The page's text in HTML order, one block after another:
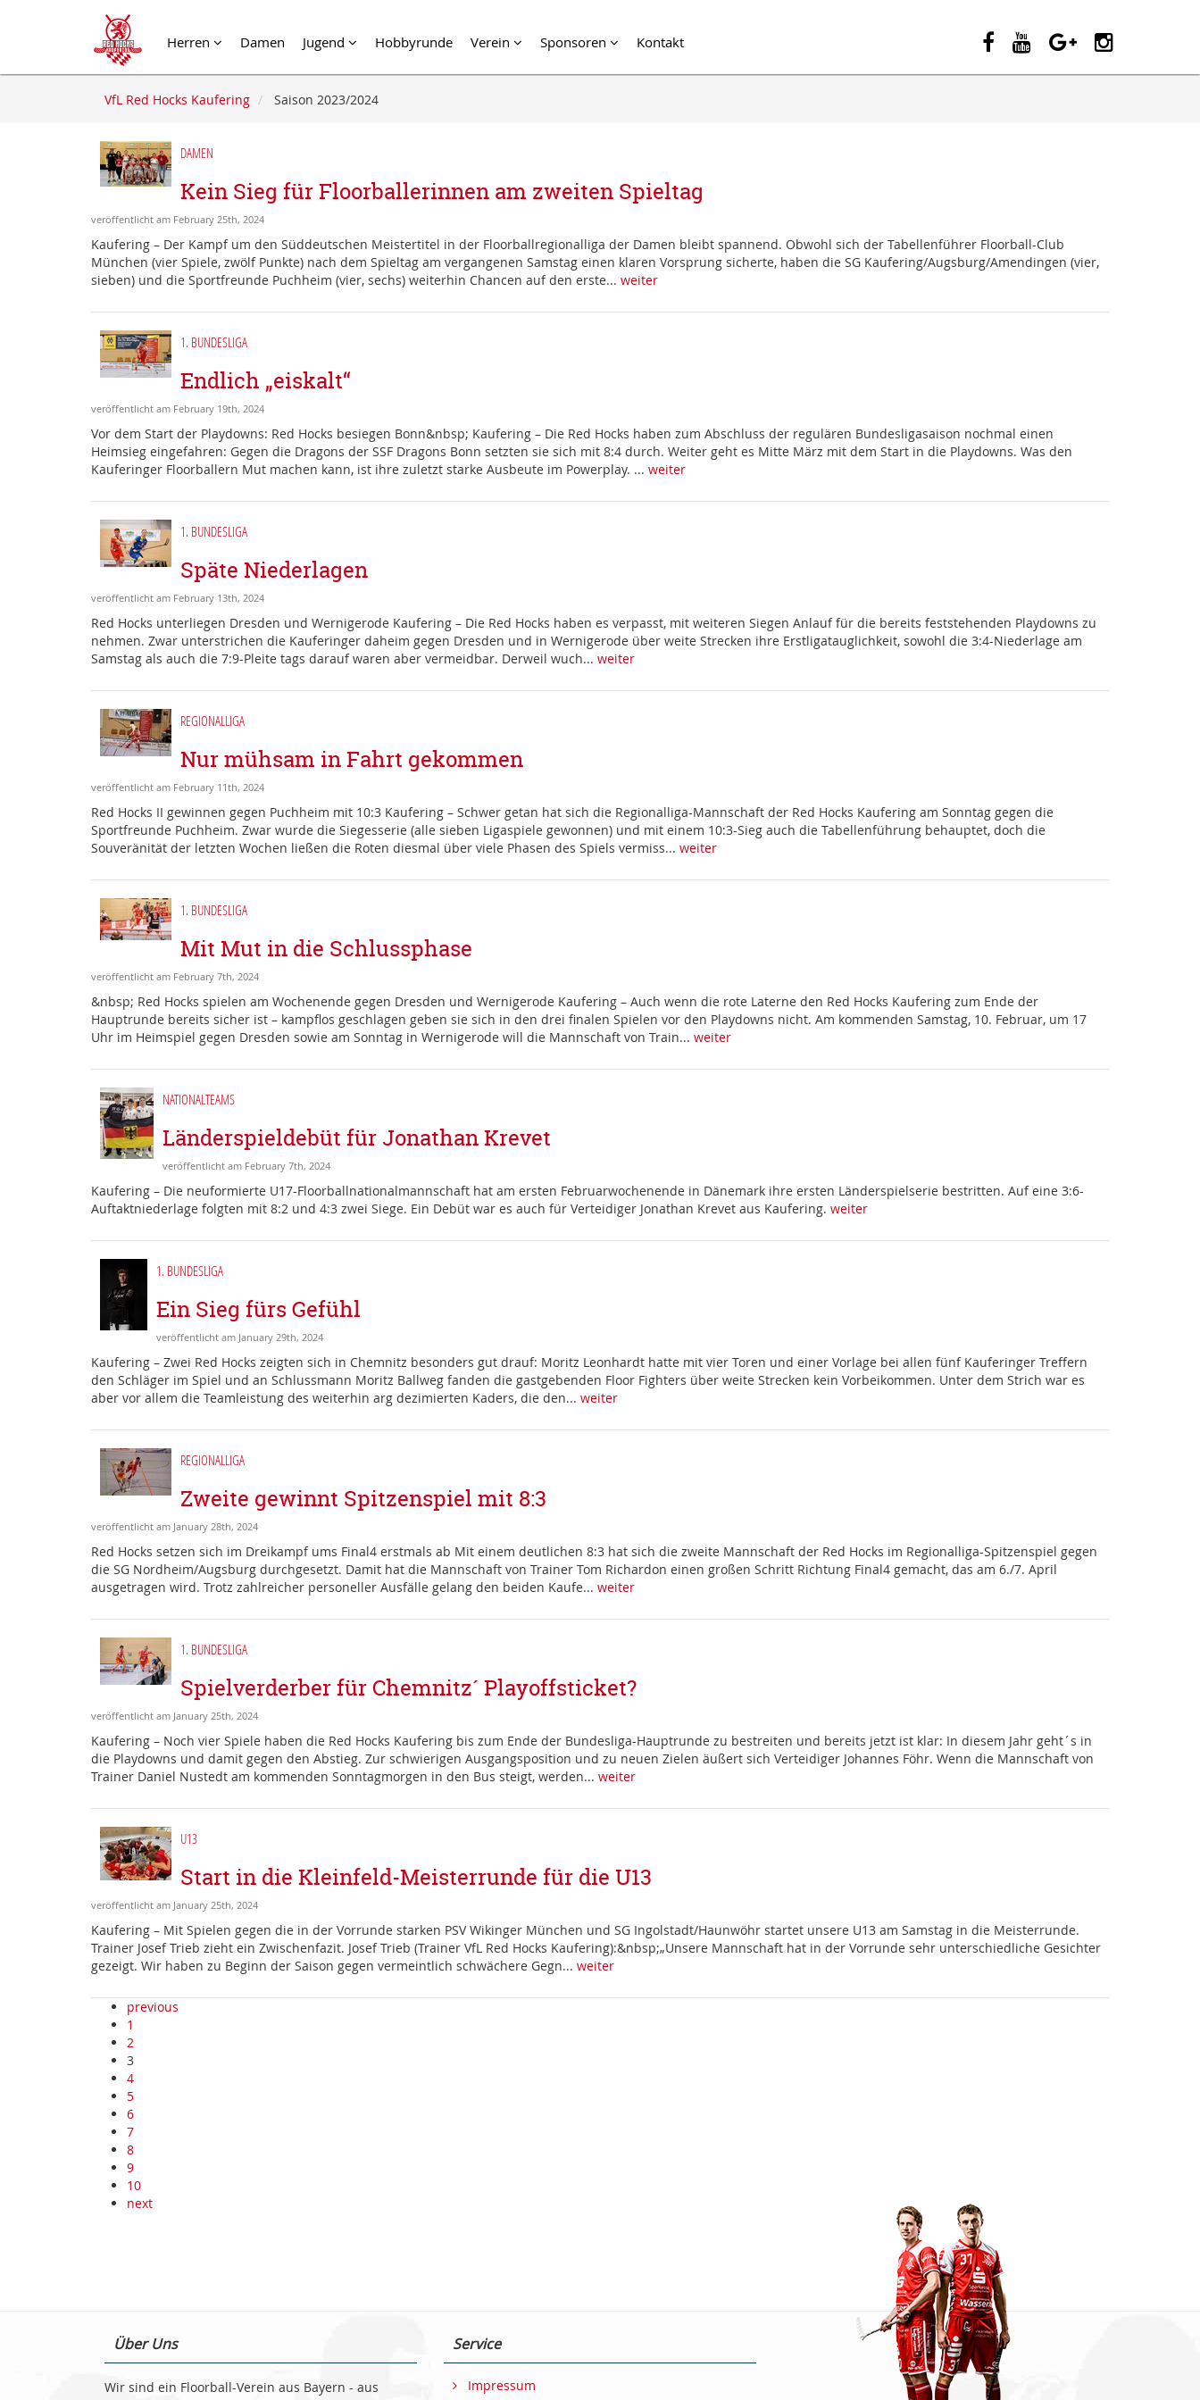
Herren Damen Jugend Hobbyrunde Verein Sponsoren Kontakt
VfL Red Hocks Kaufering Saison 2023/2024
DAMEN
Kein Sieg für Floorballerinnen am zweiten Spieltag
veröffentlicht am February 25th, 2024
Kaufering – Der Kampf um den Süddeutschen Meistertitel in der Floorballregionalliga der Damen bleibt spannend. Obwohl sich der Tabellenführer Floorball-Club
München (vier Spiele, zwölf Punkte) nach dem Spieltag am vergangenen Samstag einen klaren Vorsprung sicherte, haben die SG Kaufering/Augsburg/Amendingen (vier,
sieben) und die Sportfreunde Puchheim (vier, sechs) weiterhin Chancen auf den erste... weiter
1. BUNDESLIGA
Endlich „eiskalt“
veröffentlicht am February 19th, 2024
Vor dem Start der Playdowns: Red Hocks besiegen Bonn&nbsp; Kaufering – Die Red Hocks haben zum Abschluss der regulären Bundesligasaison nochmal einen
Heimsieg eingefahren: Gegen die Dragons der SSF Dragons Bonn setzten sie sich mit 8:4 durch. Weiter geht es Mitte März mit dem Start in die Playdowns. Was den
Kauferinger Floorballern Mut machen kann, ist ihre zuletzt starke Ausbeute im Powerplay. ... weiter
1. BUNDESLIGA
Späte Niederlagen
veröffentlicht am February 13th, 2024
Red Hocks unterliegen Dresden und Wernigerode Kaufering – Die Red Hocks haben es verpasst, mit weiteren Siegen Anlauf für die bereits feststehenden Playdowns zu
nehmen. Zwar unterstrichen die Kauferinger daheim gegen Dresden und in Wernigerode über weite Strecken ihre Erstligatauglichkeit, sowohl die 3:4-Niederlage am
Samstag als auch die 7:9-Pleite tags darauf waren aber vermeidbar. Derweil wuch... weiter
REGIONALLIGA
Nur mühsam in Fahrt gekommen
veröffentlicht am February 11th, 2024
Red Hocks II gewinnen gegen Puchheim mit 10:3 Kaufering – Schwer getan hat sich die Regionalliga-Mannschaft der Red Hocks Kaufering am Sonntag gegen die
Sportfreunde Puchheim. Zwar wurde die Siegesserie (alle sieben Ligaspiele gewonnen) und mit einem 10:3-Sieg auch die Tabellenführung behauptet, doch die
Souveränität der letzten Wochen ließen die Roten diesmal über viele Phasen des Spiels vermiss... weiter
1. BUNDESLIGA
Mit Mut in die Schlussphase
veröffentlicht am February 7th, 2024
&nbsp; Red Hocks spielen am Wochenende gegen Dresden und Wernigerode Kaufering – Auch wenn die rote Laterne den Red Hocks Kaufering zum Ende der
Hauptrunde bereits sicher ist – kampflos geschlagen geben sie sich in den drei finalen Spielen vor den Playdowns nicht. Am kommenden Samstag, 10. Februar, um 17
Uhr im Heimspiel gegen Dresden sowie am Sonntag in Wernigerode will die Mannschaft von Train... weiter
NATIONALTEAMS
Länderspieldebüt für Jonathan Krevet
veröffentlicht am February 7th, 2024
Kaufering – Die neuformierte U17-Floorballnationalmannschaft hat am ersten Februarwochenende in Dänemark ihre ersten Länderspielserie bestritten. Auf eine 3:6-
Auftaktniederlage folgten mit 8:2 und 4:3 zwei Siege. Ein Debüt war es auch für Verteidiger Jonathan Krevet aus Kaufering. weiter
1. BUNDESLIGA
Ein Sieg fürs Gefühl
veröffentlicht am January 29th, 2024
Kaufering – Zwei Red Hocks zeigten sich in Chemnitz besonders gut drauf: Moritz Leonhardt hatte mit vier Toren und einer Vorlage bei allen fünf Kauferinger Treffern
den Schläger im Spiel und an Schlussmann Moritz Ballweg fanden die gastgebenden Floor Fighters über weite Strecken kein Vorbeikommen. Unter dem Strich war es
aber vor allem die Teamleistung des weiterhin arg dezimierten Kaders, die den... weiter
REGIONALLIGA
Zweite gewinnt Spitzenspiel mit 8:3
veröffentlicht am January 28th, 2024
Red Hocks setzen sich im Dreikampf ums Final4 erstmals ab Mit einem deutlichen 8:3 hat sich die zweite Mannschaft der Red Hocks im Regionalliga-Spitzenspiel gegen
die SG Nordheim/Augsburg durchgesetzt. Damit hat die Mannschaft von Trainer Tom Richardon einen großen Schritt Richtung Final4 gemacht, das am 6./7. April
ausgetragen wird. Trotz zahlreicher personeller Ausfälle gelang den beiden Kaufe... weiter
1. BUNDESLIGA
Spielverderber für Chemnitz´ Playoffsticket?
veröffentlicht am January 25th, 2024
Kaufering – Noch vier Spiele haben die Red Hocks Kaufering bis zum Ende der Bundesliga-Hauptrunde zu bestreiten und bereits jetzt ist klar: In diesem Jahr geht´s in
die Playdowns und damit gegen den Abstieg. Zur schwierigen Ausgangsposition und zu neuen Zielen äußert sich Verteidiger Johannes Föhr. Wenn die Mannschaft von
Trainer Daniel Nustedt am kommenden Sonntagmorgen in den Bus steigt, werden... weiter
U13
Start in die Kleinfeld-Meisterrunde für die U13
veröffentlicht am January 25th, 2024
Kaufering – Mit Spielen gegen die in der Vorrunde starken PSV Wikinger München und SG Ingolstadt/Haunwöhr startet unsere U13 am Samstag in die Meisterrunde.
Trainer Josef Trieb zieht ein Zwischenfazit. Josef Trieb (Trainer VfL Red Hocks Kaufering):&nbsp;„Unsere Mannschaft hat in der Vorrunde sehr unterschiedliche Gesichter
gezeigt. Wir haben zu Beginn der Saison gegen vermeintlich schwächere Gegn... weiter
previous
1
2
3
4
5
6
7
8
9
10
next
Über Uns
Wir sind ein Floorball-Verein aus Bayern - aus
Service
Impressum